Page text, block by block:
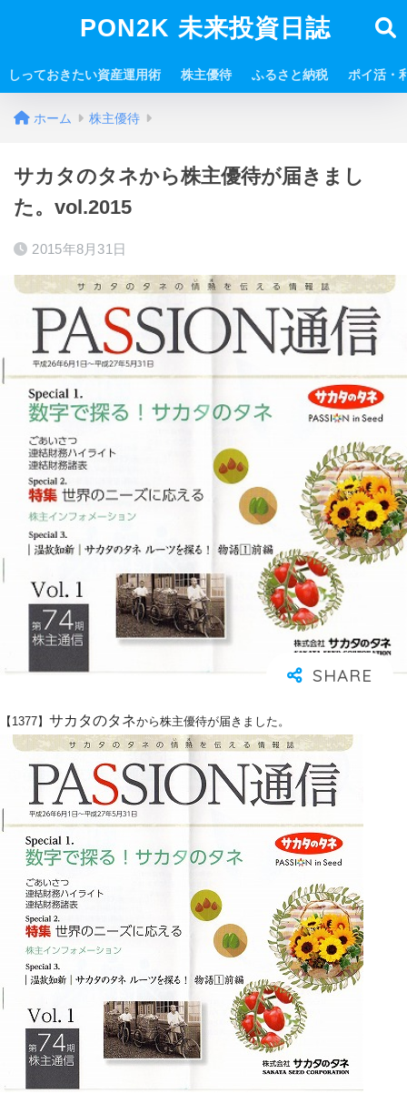
PON2K 未来投資日誌
しっておきたい資産運用術 株主優待 ふるさと納税 ポイ活・
ホーム 株主優待
サカタのタネから株主優待が届きまし
た。vol.2015
2015年8月31日
【1377】 サカタのタネから株主優待が届きました。